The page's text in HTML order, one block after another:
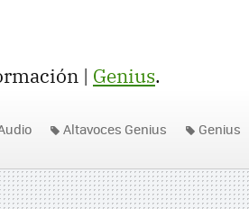
| Genius.
Altavoces Genius Genius